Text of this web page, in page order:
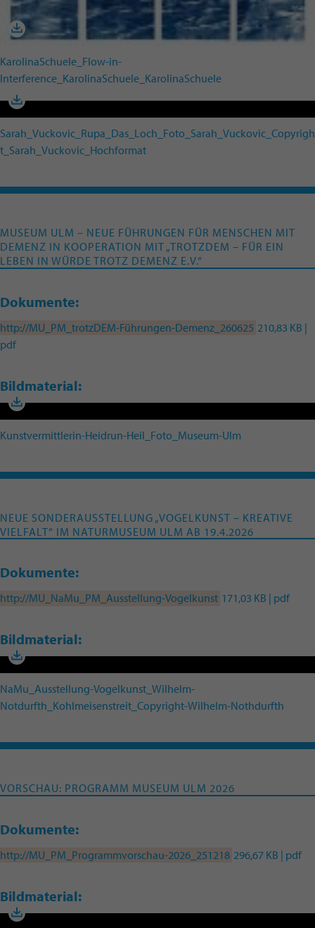
KarolinaSchuele_Flow-in-
Interference_KarolinaSchuele_KarolinaSchuele
Sarah_Vuckovic_Rupa_Das_Loch_Foto_Sarah_Vuckovic_Copyrigh
t_Sarah_Vuckovic_Hochformat
MUSEUM ULM – NEUE FÜHRUNGEN FÜR MENSCHEN MIT
DEMENZ IN KOOPERATION MIT „TROTZDEM – FÜR EIN
LEBEN IN WÜRDE TROTZ DEMENZ E.V.“
Dokumente:
http://MU_PM_trotzDEM-Führungen-Demenz_260625 210,83 KB |
pdf
Bildmaterial:
Kunstvermittlerin-Heidrun-Heil_Foto_Museum-Ulm
NEUE SONDERAUSSTELLUNG „VOGELKUNST – KREATIVE
VIELFALT“ IM NATURMUSEUM ULM AB 19.4.2026
Dokumente:
http://MU_NaMu_PM_Ausstellung-Vogelkunst 171,03 KB | pdf
Bildmaterial:
NaMu_Ausstellung-Vogelkunst_Wilhelm-
Notdurfth_Kohlmeisenstreit_Copyright-Wilhelm-Nothdurfth
VORSCHAU: PROGRAMM MUSEUM ULM 2026
Dokumente:
http://MU_PM_Programmvorschau-2026_251218 296,67 KB | pdf
Bildmaterial: